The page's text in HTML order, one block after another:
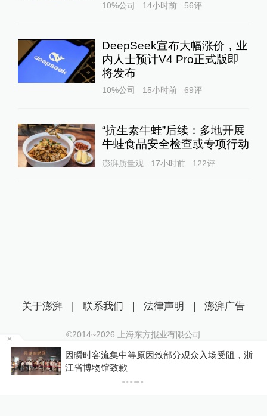
10%公司 14小时前 56评
DeepSeek宣布大幅涨价，业
内人士预计V4 Pro正式版即
将发布
10%公司 15小时前 69评
“抗生素牛蛙”后续：多地开展
牛蛙食品安全检查或专项行动
澎湃质量观 17小时前 122评
因瞬时客流集中等原因致部分观众入场受阻，浙
江省博物馆致歉
关于澎湃 | 联系我们 | 法律声明 | 澎湃广告
©2014~2026 上海东方报业有限公司
沪ICP证：沪B2-20170116 | 沪ICP备14003370号
互联网新闻信息服务许可证：31120170006
沪公网安备 31010602000299号